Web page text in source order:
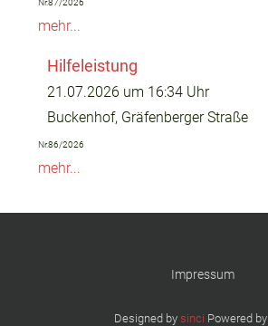
Nr.87/2026
mehr...
Hilfeleistung
21.07.2026 um 16:34 Uhr
Buckenhof, Gräfenberger Straße
Nr.86/2026
mehr...
Impressum
Designed by sinci Powered by